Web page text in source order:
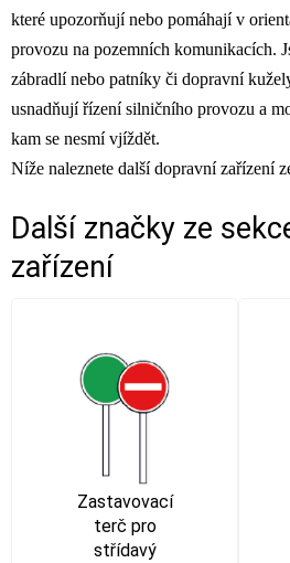
které upozorňují nebo pomáhají v
provozu na pozemních komunikacích.
zábradlí nebo patníky či dopravní
usnadňují řízení silničního provozu a
kam se nesmí vjíždět.
Níže naleznete další dopravní zařízení
Další značky ze
zařízení
Zastavovací
terč pro
střídavý